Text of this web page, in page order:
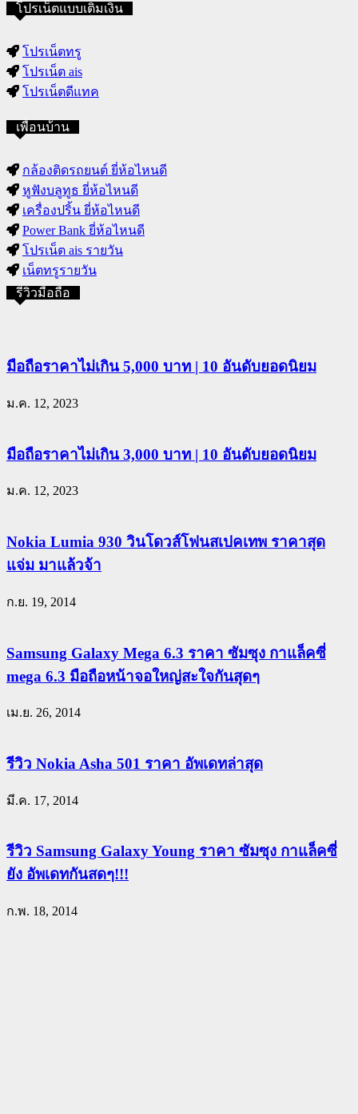
โปรเน็ตแบบเติมเงิน
โปรเน็ตทรู
โปรเน็ต ais
โปรเน็ตดีแทค
เพื่อนบ้าน
กล้องติดรถยนต์ ยี่ห้อไหนดี
หูฟังบลูทูธ ยี่ห้อไหนดี
เครื่องปริ้น ยี่ห้อไหนดี
Power Bank ยี่ห้อไหนดี
โปรเน็ต ais รายวัน
เน็ตทรูรายวัน
รีวิวมือถือ
มือถือราคาไม่เกิน 5,000 บาท | 10 อันดับยอดนิยม
ม.ค. 12, 2023
มือถือราคาไม่เกิน 3,000 บาท | 10 อันดับยอดนิยม
ม.ค. 12, 2023
Nokia Lumia 930 วินโดวส์โฟนสเปคเทพ ราคาสุด
แจ่ม มาแล้วจ้า
ก.ย. 19, 2014
Samsung Galaxy Mega 6.3 ราคา ซัมซุง กาแล็คซี่
mega 6.3 มือถือหน้าจอใหญ่สะใจกันสุดๆ
เม.ย. 26, 2014
รีวิว Nokia Asha 501 ราคา อัพเดทล่าสุด
มี.ค. 17, 2014
รีวิว Samsung Galaxy Young ราคา ซัมซุง กาแล็คซี่
ยัง อัพเดทกันสดๆ!!!
ก.พ. 18, 2014